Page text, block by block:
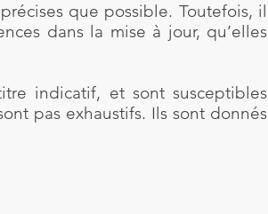
que possible. Toutefois, il
dans la mise à jour, qu’elles
indicatif, et sont susceptibles
pas exhaustifs. Ils sont donnés